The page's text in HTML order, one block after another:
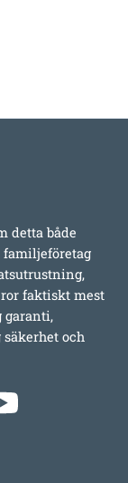
detta både
familjeföretag
faktiskt mest
garanti,
och